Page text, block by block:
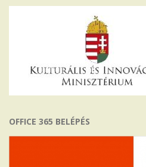
OFFICE 365 BELÉPÉS